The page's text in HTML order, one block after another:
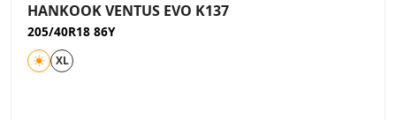
HANKOOK VENTUS EVO K137
205/40R18 86Y
XL